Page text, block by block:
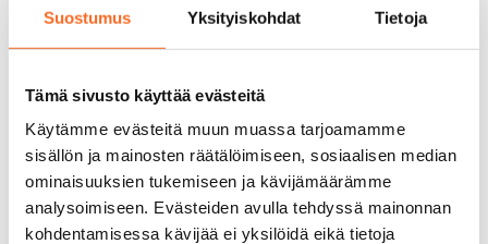
Suostumus Yksityiskohdat Tietoja
Tämä sivusto käyttää evästeitä
Käytämme evästeitä muun muassa tarjoamamme
sisällön ja mainosten räätälöimiseen, sosiaalisen median
ominaisuuksien tukemiseen ja kävijämäärämme
analysoimiseen. Evästeiden avulla tehdyssä mainonnan
kohdentamisessa kävijää ei yksilöidä eikä tietoja
Pakollinen, ei sisälly vuokraan
Vesimaksu
Sähkömaksu
Vuokralainen solmii itse sähkösopimuksen.
Laajakaista
Vuokraan sisältyy 50 M laajakaistaliittymä. Voit hankkia